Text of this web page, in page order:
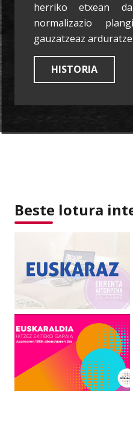
herriko etxean
normalizazio
gauzatzeaz
HISTORIA
Beste lotura